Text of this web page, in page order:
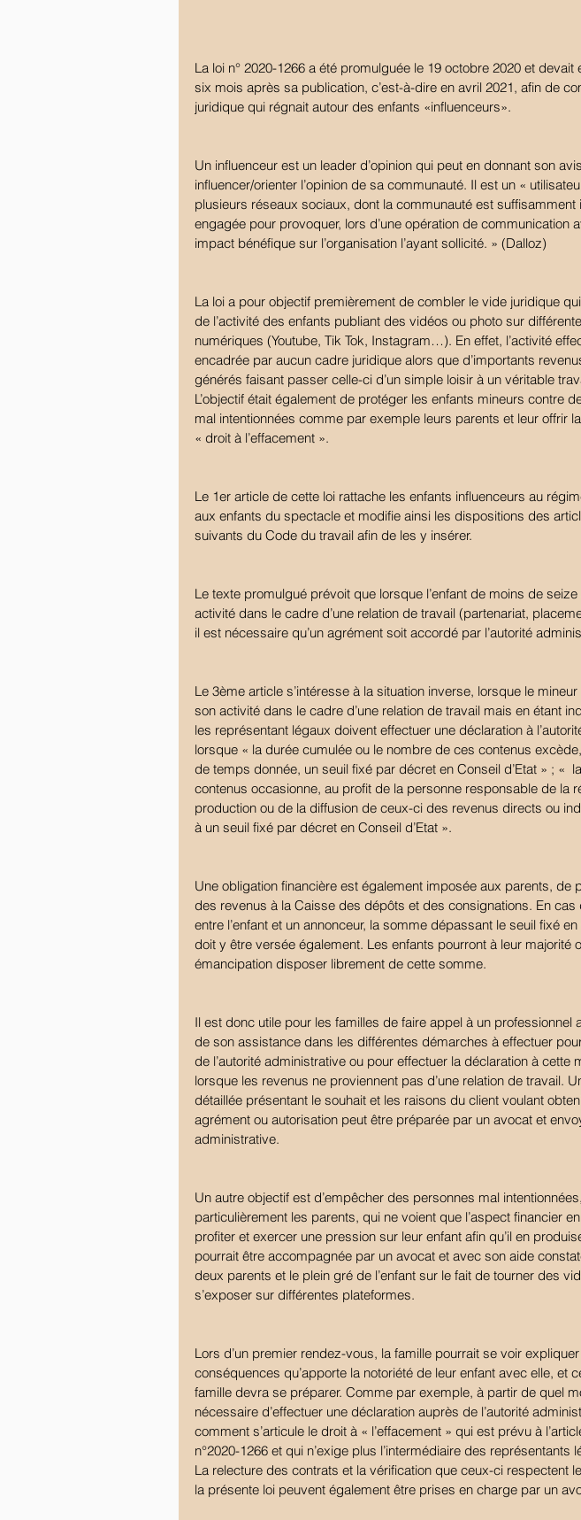
La loi n° 2020-1266 a été promulguée le 19 octobre 2020 et devait
six mois après sa publication, c’est-à-dire en avril 2021, afin de
juridique qui régnait autour des enfants «influenceurs».
Un influenceur est un leader d’opinion qui peut en donnant son
influencer/orienter l’opinion de sa communauté. Il est un «
plusieurs réseaux sociaux, dont la communauté est suffisamment
engagée pour provoquer, lors d’une opération de communication
impact bénéfique sur l’organisation l’ayant sollicité. » (Dalloz)
La loi a pour objectif premièrement de combler le vide juridique
de l’activité des enfants publiant des vidéos ou photo sur
numériques (Youtube, Tik Tok, Instagram…). En effet, l’activité
encadrée par aucun cadre juridique alors que d’importants
générés faisant passer celle-ci d’un simple loisir à un véritable
L’objectif était également de protéger les enfants mineurs contre
mal intentionnées comme par exemple leurs parents et leur offrir
« droit à l’effacement ».
Le 1er article de cette loi rattache les enfants influenceurs au
aux enfants du spectacle et modifie ainsi les dispositions des
suivants du Code du travail afin de les y insérer.
Le texte promulgué prévoit que lorsque l’enfant de moins de
activité dans le cadre d’une relation de travail (partenariat,
il est nécessaire qu’un agrément soit accordé par l’autorité
Le 3ème article s’intéresse à la situation inverse, lorsque le mineur
son activité dans le cadre d’une relation de travail mais en étant
les représentant légaux doivent effectuer une déclaration à
lorsque « la durée cumulée ou le nombre de ces contenus
de temps donnée, un seuil fixé par décret en Conseil d’Etat » ; «
contenus occasionne, au profit de la personne responsable de la
production ou de la diffusion de ceux-ci des revenus directs ou
à un seuil fixé par décret en Conseil d’Etat ».
Une obligation financière est également imposée aux parents, de
des revenus à la Caisse des dépôts et des consignations. En cas
entre l’enfant et un annonceur, la somme dépassant le seuil fixé en
doit y être versée également. Les enfants pourront à leur majorité
émancipation disposer librement de cette somme.
Il est donc utile pour les familles de faire appel à un professionnel
de son assistance dans les différentes démarches à effectuer
de l’autorité administrative ou pour effectuer la déclaration à cette
lorsque les revenus ne proviennent pas d’une relation de travail.
détaillée présentant le souhait et les raisons du client voulant
agrément ou autorisation peut être préparée par un avocat et
administrative.
Un autre objectif est d’empêcher des personnes mal
particulièrement les parents, qui ne voient que l’aspect financier
profiter et exercer une pression sur leur enfant afin qu’il en
pourrait être accompagnée par un avocat et avec son aide
deux parents et le plein gré de l’enfant sur le fait de tourner des
s’exposer sur différentes plateformes.
Lors d’un premier rendez-vous, la famille pourrait se voir
conséquences qu’apporte la notoriété de leur enfant avec elle, et
famille devra se préparer. Comme par exemple, à partir de quel
nécessaire d’effectuer une déclaration auprès de l’autorité
comment s’articule le droit à « l’effacement » qui est prévu à
n°2020-1266 et qui n’exige plus l’intermédiaire des représentants
La relecture des contrats et la vérification que ceux-ci respectent
la présente loi peuvent également être prises en charge par un